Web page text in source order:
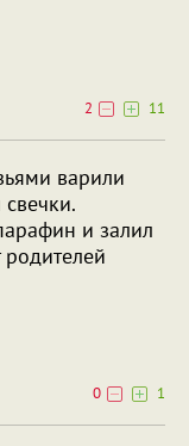
2
11
варили
и залил
0
1